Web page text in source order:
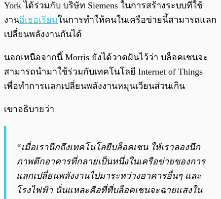
York ได้ร่วมกับ บริษัท Siemens ในการสร้างระบบที่ใช้
งานอีเธอเรียมในการทำให้คนในเครือข่ายนี้สามารถแลก
เปลี่ยนพลังงานกันได้
นอกเหนือจากนี้ Morris ยังได้วาดฝันไว้ว่า บล็อคเชนจะ
สามารถนำมาใช้ร่วมกับเทคโนโลยี Internet of Things
เพื่อทำการแลกเปลี่ยนพลังงานหมุนเวียนส่วนเกิน
เขาอธิบายว่า
“เมื่อเรานึกถึงเทคโนโลยีบล็อคเชน ให้เราลองนึก
ภาพตึกอาคารที่กลายเป็นหนึ่งในเครือข่ายของการ
แลกเปลี่ยนพลังงานไปมาระหว่างอาคารอื่นๆ และ
โรงไฟฟ้า นั่นแหละคือที่ที่บล็อคเชนจะฉายแสงใน